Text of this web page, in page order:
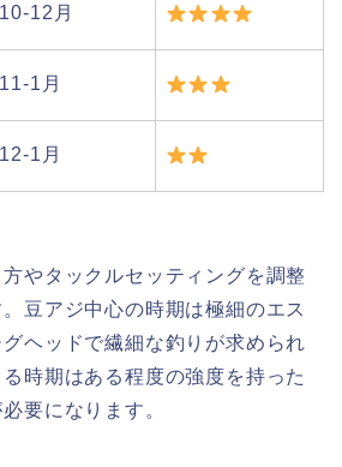
10-12月
11-1月
12-1月
やタックルセッティングを調整
豆アジ中心の時期は極細のエス
ヘッドで繊細な釣りが求められ
時期はある程度の強度を持った
要になります。